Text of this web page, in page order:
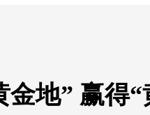
金地” 赢得“